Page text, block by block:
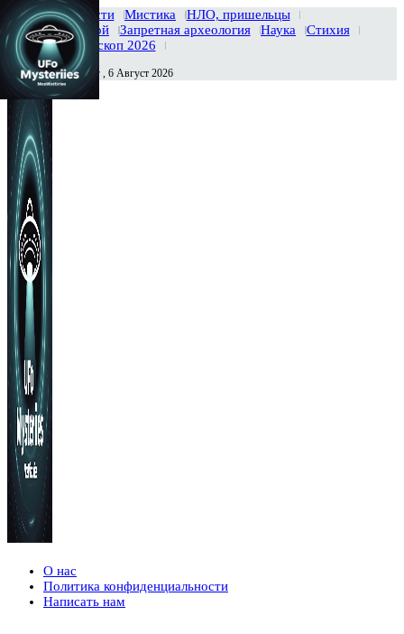
Главная Новости Мистика
НЛО, пришельцы
Тайны вселенной
Запретная археология Наука
Стихия
История
Гороскоп 2026
Сегодня Четверг , 6 Август 2026
О нас
Политика конфиденциальности
Написать нам